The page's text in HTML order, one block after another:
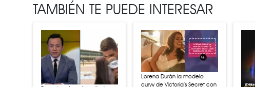
TAMBIÉN TE PUEDE INTERESAR
Lorena Durán la modelo
curvy de Victoria’s Secret con